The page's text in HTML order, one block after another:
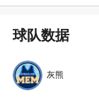
球队数据
灰熊